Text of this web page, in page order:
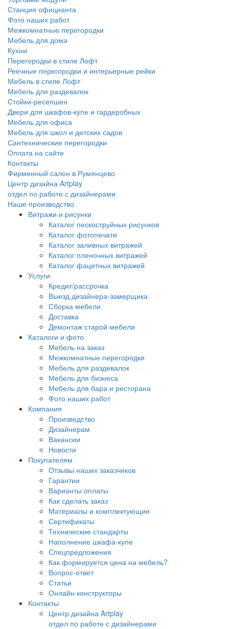
Станция официанта
Фото наших работ
Межкомнатные перегородки
Мебель для дома
Кухни
Перегородки в стиле Лофт
Реечные перегородки и интерьерные рейки
Мебель в стиле Лофт
Мебель для раздевалок
Стойки-ресепшен
Двери для шкафов-купе и гардеробных
Мебель для офиса
Мебель для школ и детских садов
Сантехнические перегородки
Оплата на сайте
Контакты
Фирменный салон в Румянцево
Центр дизайна Artplay
отдел по работе с дизайнерами
Наше производство
Витражи и рисунки
Каталог пескоструйных рисунков
Каталог фотопечати
Каталог заливных витражей
Каталог пленочных витражей
Каталог фацетных витражей
Услуги
Кредит/рассрочка
Выезд дизайнера-замерщика
Сборка мебели
Доставка
Демонтаж старой мебели
Каталоги и фото
Мебель на заказ
Межкомнатные перегородки
Мебель для раздевалок
Мебель для бизнеса
Мебель для бара и ресторана
Фото наших работ
Компания
Производство
Дизайнерам
Вакансии
Новости
Покупателям
Отзывы наших заказчиков
Гарантии
Варианты оплаты
Как сделать заказ
Материалы и комплектующие
Сертификаты
Технические стандарты
Наполнение шкафа-купе
Спецпредложения
Как формируется цена на мебель?
Вопрос-ответ
Статьи
Онлайн конструкторы
Контакты
Центр дизайна Artplay
отдел по работе с дизайнерами